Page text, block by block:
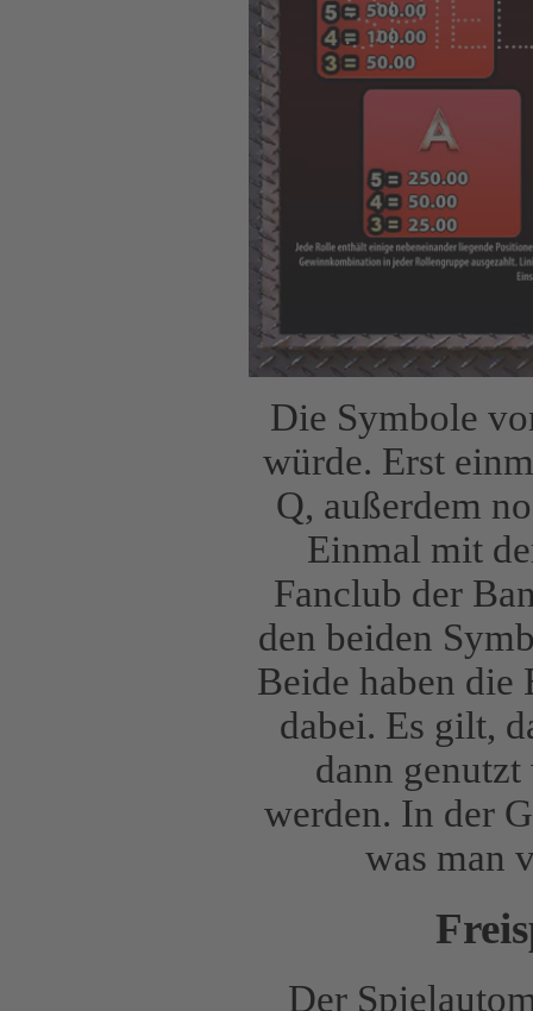
Die Symbole
würde. Erst
Q, außerdem
Einmal mit
Fanclub der
den beiden
Beide haben die
dabei. Es gilt,
dann
werden. In der
was man
Der